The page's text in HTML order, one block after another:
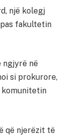
një kolegj
fakultetin
ngjyrë në
si prokurore,
komunitetin
që njerëzit të